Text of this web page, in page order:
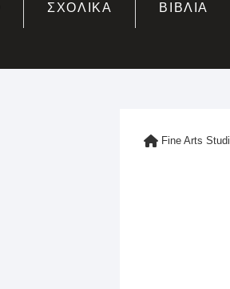
ΣΧΟΛΙΚΑ ΒΙΒΛΙΑ
Fine Arts